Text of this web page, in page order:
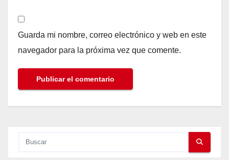
Guarda mi nombre, correo electrónico y web en este
navegador para la próxima vez que comente.